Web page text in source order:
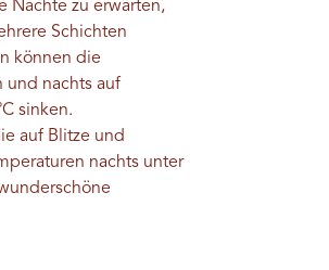
Nächte zu erwarten,
Schichten
können die
und nachts auf
sinken.
auf Blitze und
nachts unter